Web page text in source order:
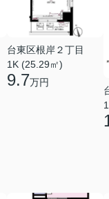
台東区根岸２丁目
1K (25.29㎡)
9.7万円